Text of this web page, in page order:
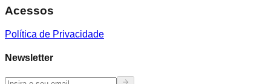
Acessos
Política de Privacidade
Newsletter